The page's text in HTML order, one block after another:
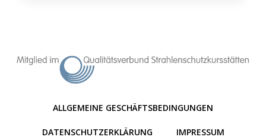
ALLGEMEINE GESCHÄFTSBEDINGUNGEN
DATENSCHUTZERKLÄRUNG IMPRESSUM